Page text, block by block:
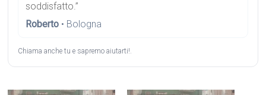
soddisfatto.”
Roberto • Bologna
Chiama anche tu e sapremo aiutarti!.